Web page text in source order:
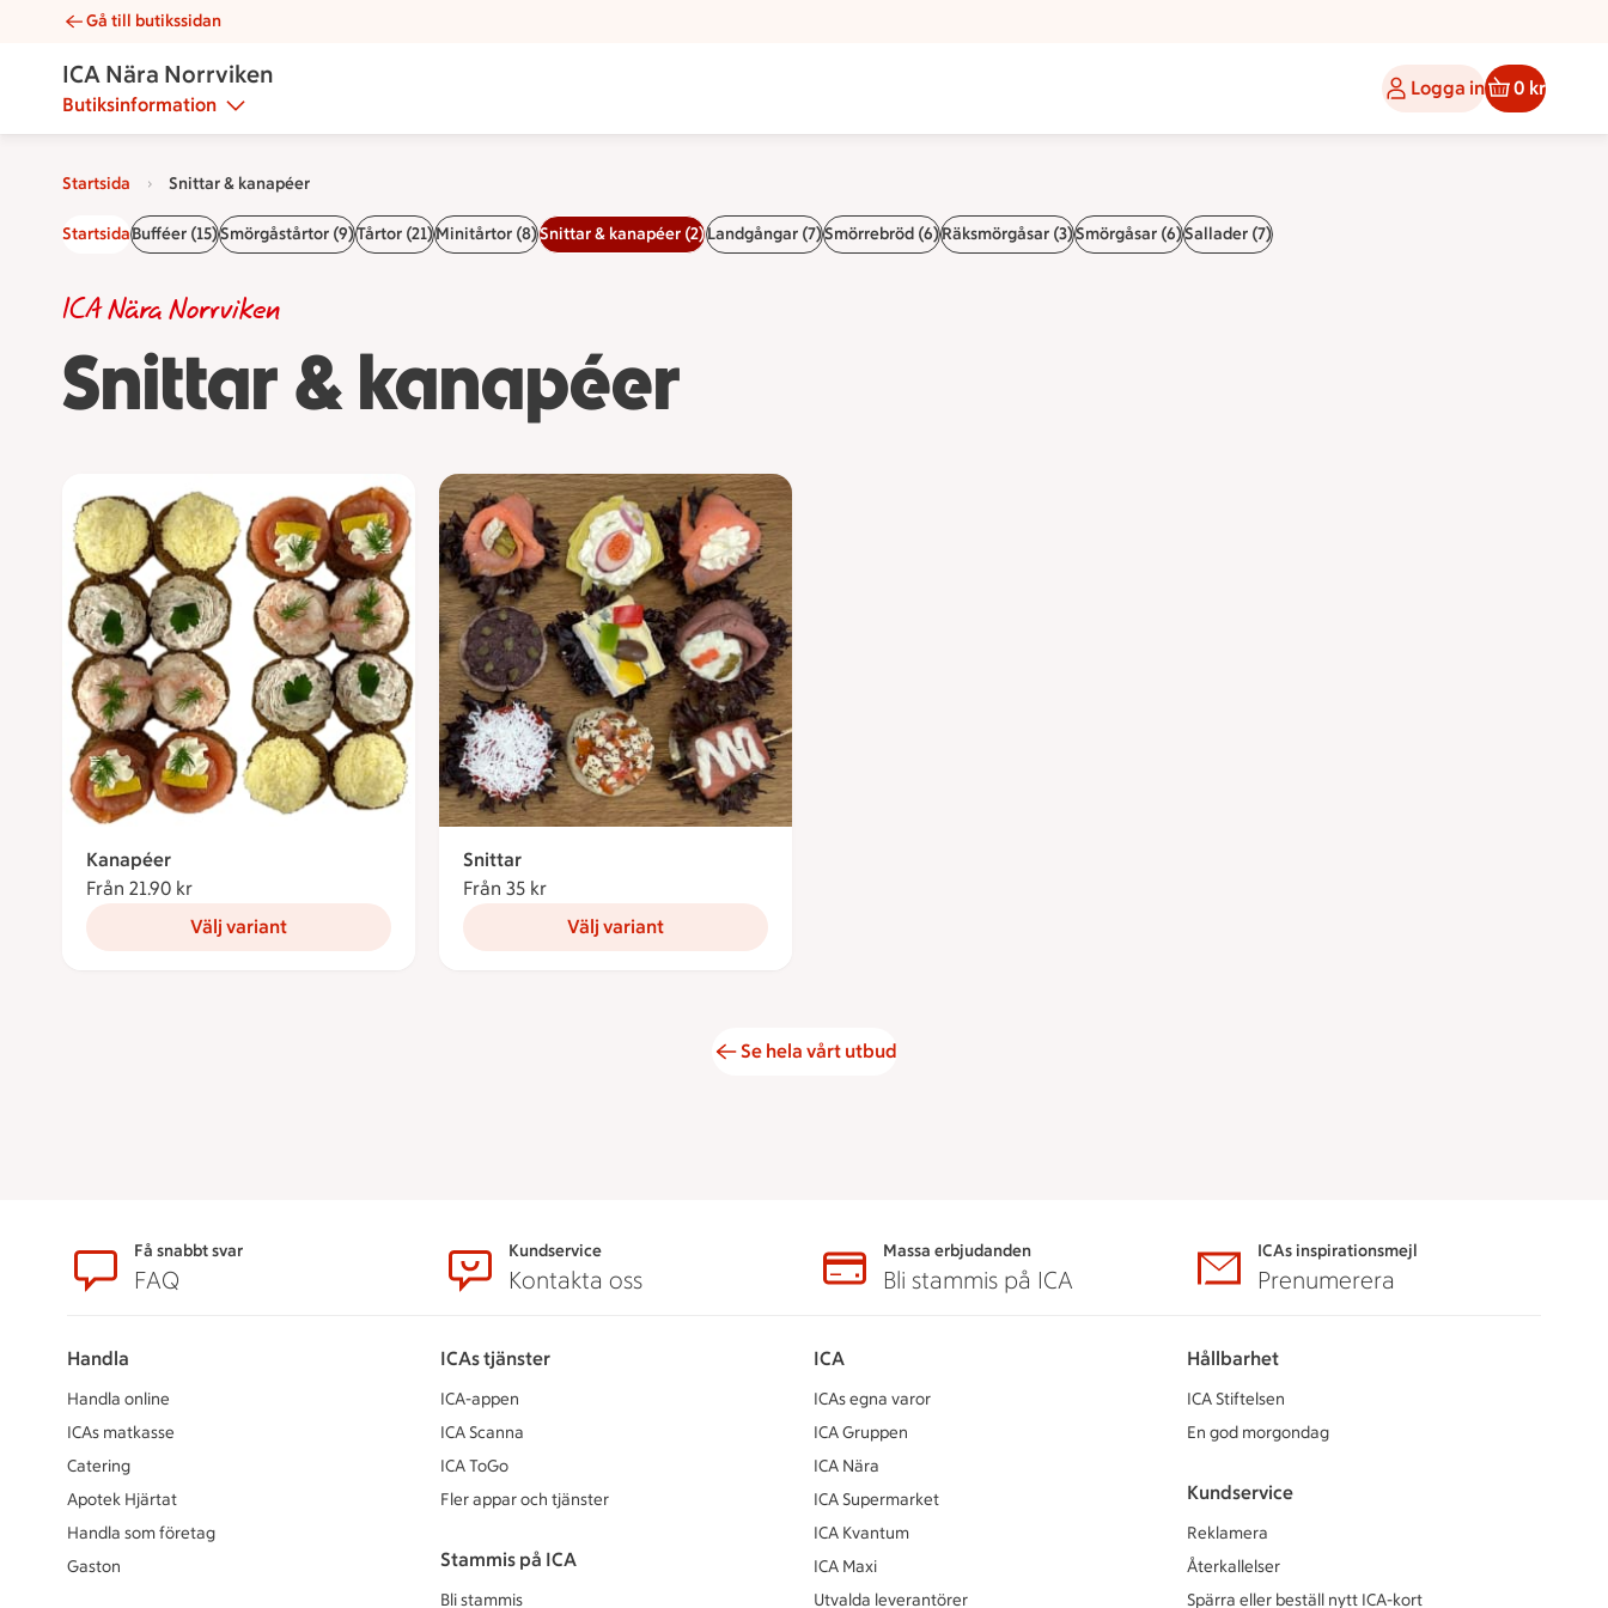
Snittar & kanapéer | Catering ICA Nära Norrviken
Gå till butikssidan
ICA Nära Norrviken
Butiksinformation
Logga in 0 kr
Startsida Snittar & kanapéer
StartsidaBufféer (15)Smörgåstårtor (9)Tårtor (21)Minitårtor (8)Snittar & kanapéer (2)Landgångar (7)Smörrebröd (6)Räksmörgåsar (3)Smörgåsar (6)Sallader (7)
Snittar & kanapéer
ICA Nära Norrviken
Kanapéer
Från 21.90 kr
Välj variant
Snittar
Från 35 kr
Välj variant
Se hela vårt utbud
SidfotFå snabbt svar
FAQ
Kundservice
Kontakta oss
Massa erbjudanden
Bli stammis på ICA
ICAs inspirationsmejl
Prenumerera
Handla
Handla online
ICAs matkasse
Catering
Apotek Hjärtat
Handla som företag
Gaston
ICAs tjänster
ICA-appen
ICA Scanna
ICA ToGo
Fler appar och tjänster
Stammis på ICA
Bli stammis
ICA
ICAs egna varor
ICA Gruppen
ICA Nära
ICA Supermarket
ICA Kvantum
ICA Maxi
Utvalda leverantörer
Hållbarhet
ICA Stiftelsen
En god morgondag
Kundservice
Reklamera
Återkallelser
Spärra eller beställ nytt ICA-kort